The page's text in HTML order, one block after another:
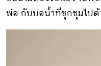
พ่อ กับบ่อน้ำที่ชุกชุมไปด้